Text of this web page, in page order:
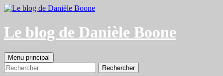
Aller
contenu
Le blog de Danièle Boone
Recherche
Menu principal
Rechercher :